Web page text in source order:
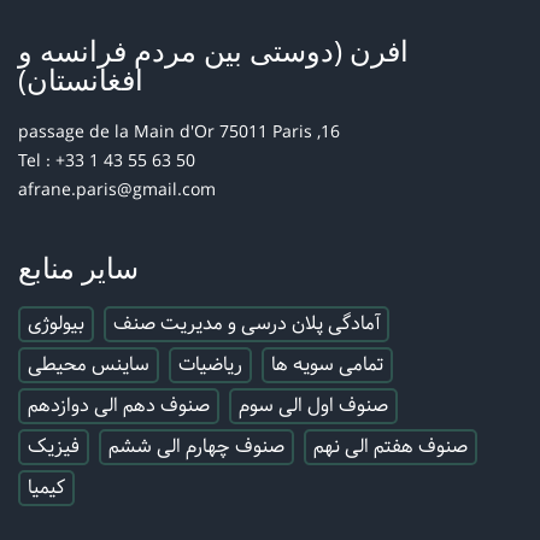
افرن (دوستی بین مردم فرانسه و
افغانستان)
16, passage de la Main d'Or 75011 Paris
Tel : +33 1 43 55 63 50
afrane.paris@gmail.com
سایر منابع
آمادگی پلان درسی و مدیریت صنف
بیولوژی
تمامی سویه ها
ریاضیات
ساینس محیطی
صنوف اول الی سوم
صنوف دهم الی دوازدهم
صنوف هفتم الی نهم
صنوف چهارم الی ششم
فیزیک
کیمیا